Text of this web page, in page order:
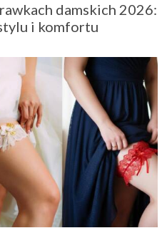
damskich 2026:
i komfortu